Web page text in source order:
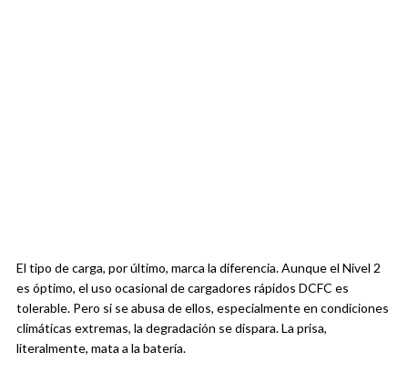
El tipo de carga, por último, marca la diferencia. Aunque el Nivel 2
es óptimo, el uso ocasional de cargadores rápidos DCFC es
tolerable. Pero si se abusa de ellos, especialmente en condiciones
climáticas extremas, la degradación se dispara. La prisa,
literalmente, mata a la batería.